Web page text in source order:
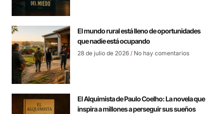
El mundo rural está lleno de oportunidades
que nadie está ocupando
28 de julio de 2026 No hay comentarios
El Alquimista de Paulo Coelho: La novela que
inspira a millones a perseguir sus sueños